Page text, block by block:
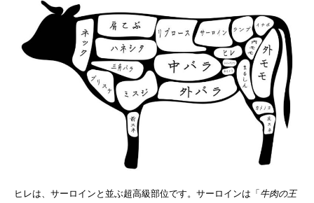
ヒレは、サーロインと並ぶ超高級部位です。サーロインは「 牛肉の王